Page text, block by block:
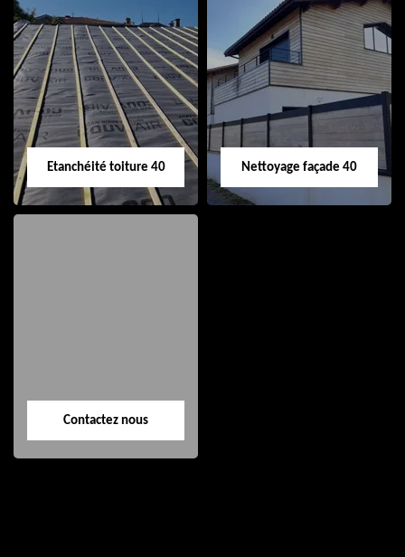
Nettoyage et pose
de gouttière 40
Réparation de
toiture 40
Etanchéité toiture 40 Nettoyage façade 40
Contactez nous